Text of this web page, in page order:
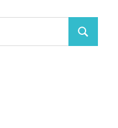
Suchen